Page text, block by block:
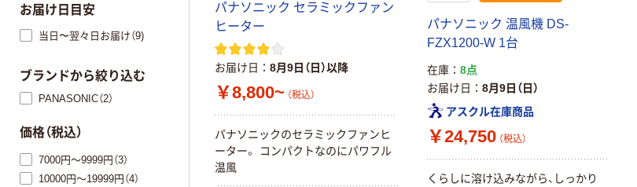
パナソニック セラミックファン
ヒーター
お届け日 8月9日（日）以降
￥8,800~ （税込）
パナソニックのセラミックファンヒ
ーター。 コンパクトなのにパワフル
温風
パナソニック 温風機 DS-
FZX1200-W 1台
在庫
8点
お届け日
8月9日（日）
アスクル在庫商品
￥24,750 （税込）
くらしに溶け込みながら、しっかり
お届け日目安
当日〜翌々日お届け（9)
ブランドから絞り込む
PANASONIC（2）
価格（税込）
7000円～9999円（3）
10000円～19999円（4）